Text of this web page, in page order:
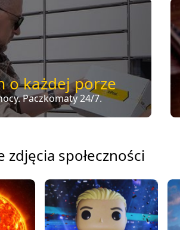
o każdej porze
Paczkomaty 24/7.
zdjęcia społeczności